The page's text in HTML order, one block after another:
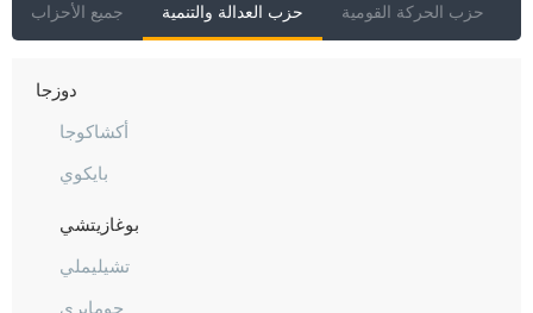
جميع الأحزاب حزب العدالة والتنمية حزب الحركة القومية
دياربكر
دوزجا
أكشاكوجا
بايكوي
بوغازيتشي
تشيليملي
جومايري